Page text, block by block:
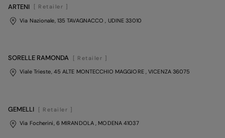
ARTENI
[ Retailer ]
Via Nazionale, 135 TAVAGNACCO
, UDINE 33010
SORELLE RAMONDA
[ Retailer ]
Viale Trieste, 45 ALTE MONTECCHIO MAGGIORE , VICENZA36075
GEMELLI
[ Retailer ]
Via Focherini, 6 MIRANDOLA, MODENA 41037